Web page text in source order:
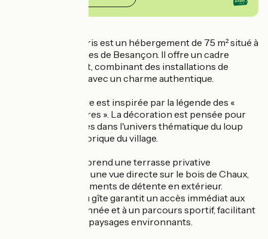
Le Gîte Le Loup Gris est un hébergement de 75 m² situé à
quelques kilomètres de Besançon. Il offre un cadre
naturel et apaisant, combinant des installations de
confort moderne avec un charme authentique.
L'identité de ce gîte est inspirée par la légende des «
Loups de Boussières ». La décoration est pensée pour
immerger les hôtes dans l'univers thématique du loup
gris, symbole historique du village.
Le logement comprend une terrasse privative
aménagée, offrant une vue directe sur le bois de Chaux,
idéale pour les moments de détente en extérieur.
L'emplacement du gîte garantit un accès immédiat aux
sentiers de randonnée et à un parcours sportif, facilitant
la découverte des paysages environnants.